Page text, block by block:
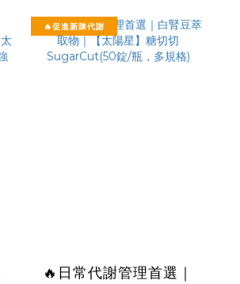
蛋白(3g*30包/盒，多
規格)
🔥促進新陳代謝
🔥日常代謝管理首選｜